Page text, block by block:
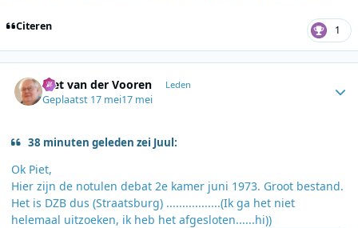
Citeren 1
Piet van der Vooren Leden
Geplaatst 17 mei17 mei
38 minuten geleden zei Juul:
Ok Piet,
Hier zijn de notulen debat 2e kamer juni 1973. Groot bestand.
Het is DZB dus (Straatsburg) .................(Ik ga het niet
helemaal uitzoeken, ik heb het afgesloten......hi))